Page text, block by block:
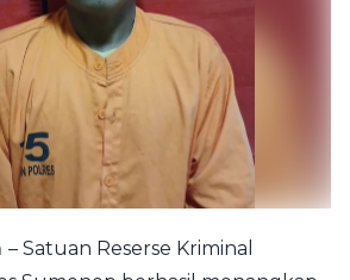
– Satuan Reserse Kriminal